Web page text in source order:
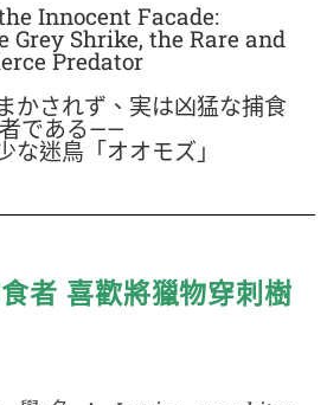
Innocent Facade:
Grey Shrike, the Rare and
Predator
かされず、実は凶猛な捕食
者である——
な迷鳥「オオモズ」
者 喜歡將獵物穿刺樹